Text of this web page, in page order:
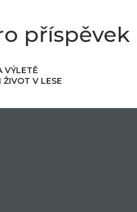
příspěvek
VÝLETĚ
ŽIVOT V LESE